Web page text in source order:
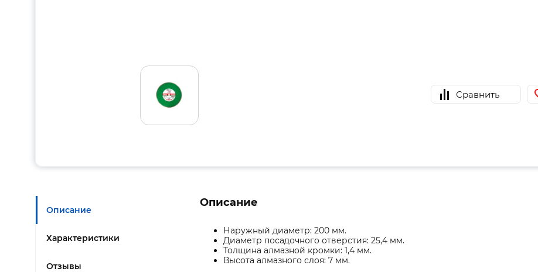
Сравнить
Описание
Характеристики
Отзывы
Описание
Наружный диаметр: 200 мм.
Диаметр посадочного отверстия: 25,4 мм.
Толщина алмазной кромки: 1,4 мм.
Высота алмазного слоя: 7 мм.